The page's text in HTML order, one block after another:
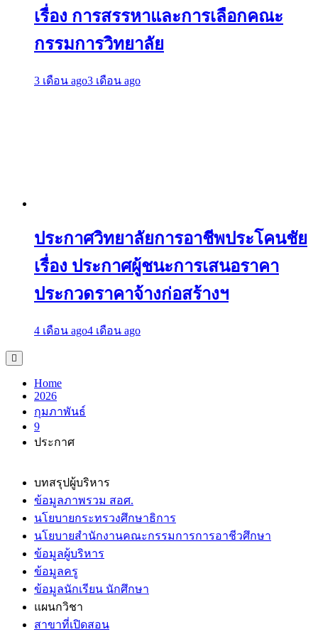
เรื่อง การสรรหาและการเลือกคณะ
กรรมการวิทยาลัย
3 เดือน ago3 เดือน ago
ประกาศวิทยาลัยการอาชีพประโคนชัย
เรื่อง ประกาศผู้ชนะการเสนอราคา
ประกวดราคาจ้างก่อสร้างฯ
4 เดือน ago4 เดือน ago
Home
2026
กุมภาพันธ์
9
ประกาศ
บทสรุปผู้บริหาร
ข้อมูลภาพรวม สอศ.
นโยบายกระทรวงศึกษาธิการ
นโยบายสำนักงานคณะกรรมการการอาชีวศึกษา
ข้อมูลผู้บริหาร
ข้อมูลครู
ข้อมูลนักเรียน นักศึกษา
แผนกวิชา
สาขาที่เปิดสอน